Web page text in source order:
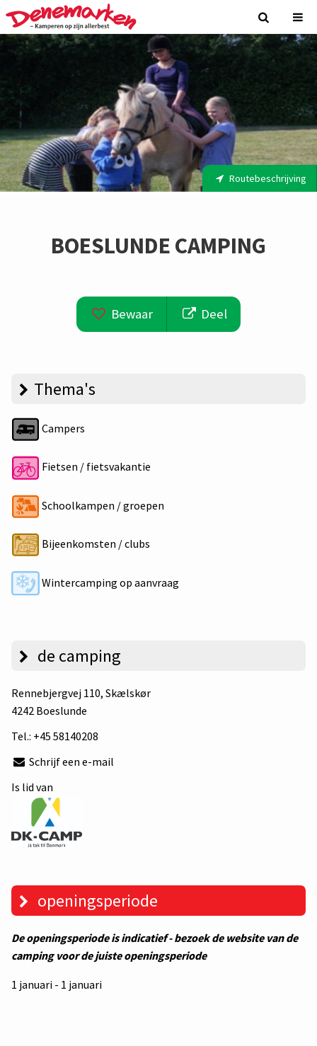
Routebeschrijving
BOESLUNDE CAMPING
Bewaar Deel
Thema's
Campers
Fietsen / fietsvakantie
Schoolkampen / groepen
Bijeenkomsten / clubs
Wintercamping op aanvraag
de camping
Rennebjergvej 110, Skælskør
4242 Boeslunde
Tel.: +45 58140208
Schrijf een e-mail
Is lid van
openingsperiode
De openingsperiode is indicatief - bezoek de website van de
camping voor de juiste openingsperiode
1 januari - 1 januari